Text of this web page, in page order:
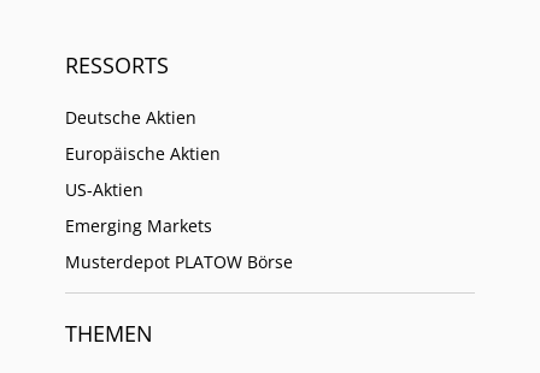
RESSORTS
Deutsche Aktien
Europäische Aktien
US-Aktien
Emerging Markets
Musterdepot PLATOW Börse
THEMEN